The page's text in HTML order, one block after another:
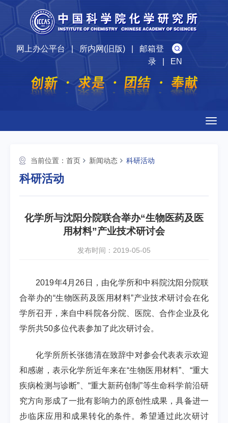
网上办公平台|所内网(旧版)| 邮箱登
录| EN
当前位置： 首页 新闻动态 科研活动
科研活动
化学所与沈阳分院联合举办“生物医药及医
用材料”产业技术研讨会
发布时间：2019-05-05
2019年4月 26 日，由化学所和中科院沈阳分院联
合举办的“生物医药及医用材料”产业技术研讨会在化
学所召开，来自中科院各分院、医院、合作企业及化
学所共50多位代表参加了此次研讨会。
化学所所长张德清在致辞中对参会代表表示欢迎
和感谢，表示化学所近年来在“生物医用材料”、“重大
疾病检测与诊断”、“重大新药创制”等生命科学前沿研
究方向形成了一批有影响力的原创性成果，具备进一
步临床应用和成果转化的条件。希望通过此次研讨